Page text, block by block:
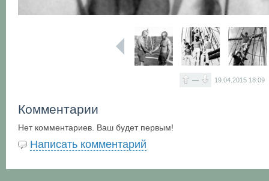
— 19.04.2015 18:09
Комментарии
Нет комментариев. Ваш будет первым!
Написать комментарий